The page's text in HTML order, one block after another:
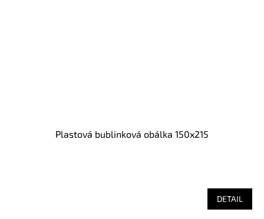
Plastová bublinková obálka 150x215
DETAIL